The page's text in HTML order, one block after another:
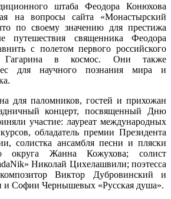
штаба Феодора Конюхова
на вопросы сайта «Монастырский
по своему значению для престижа
путешествия священника Феодора
с полетом первого российского
Гагарина в космос. Они также
для научного познания мира и
для паломников, гостей и прихожан
концерт, посвященный Дню
участие: лауреат международных
обладатель премии Президента
солистка ансамбля песни и пляски
округа Жанна Кожухова; солист
Николай Цихелашвили; поэтесса
Виктор Дубровинский и
и Софии Чернышевых «Русская душа».